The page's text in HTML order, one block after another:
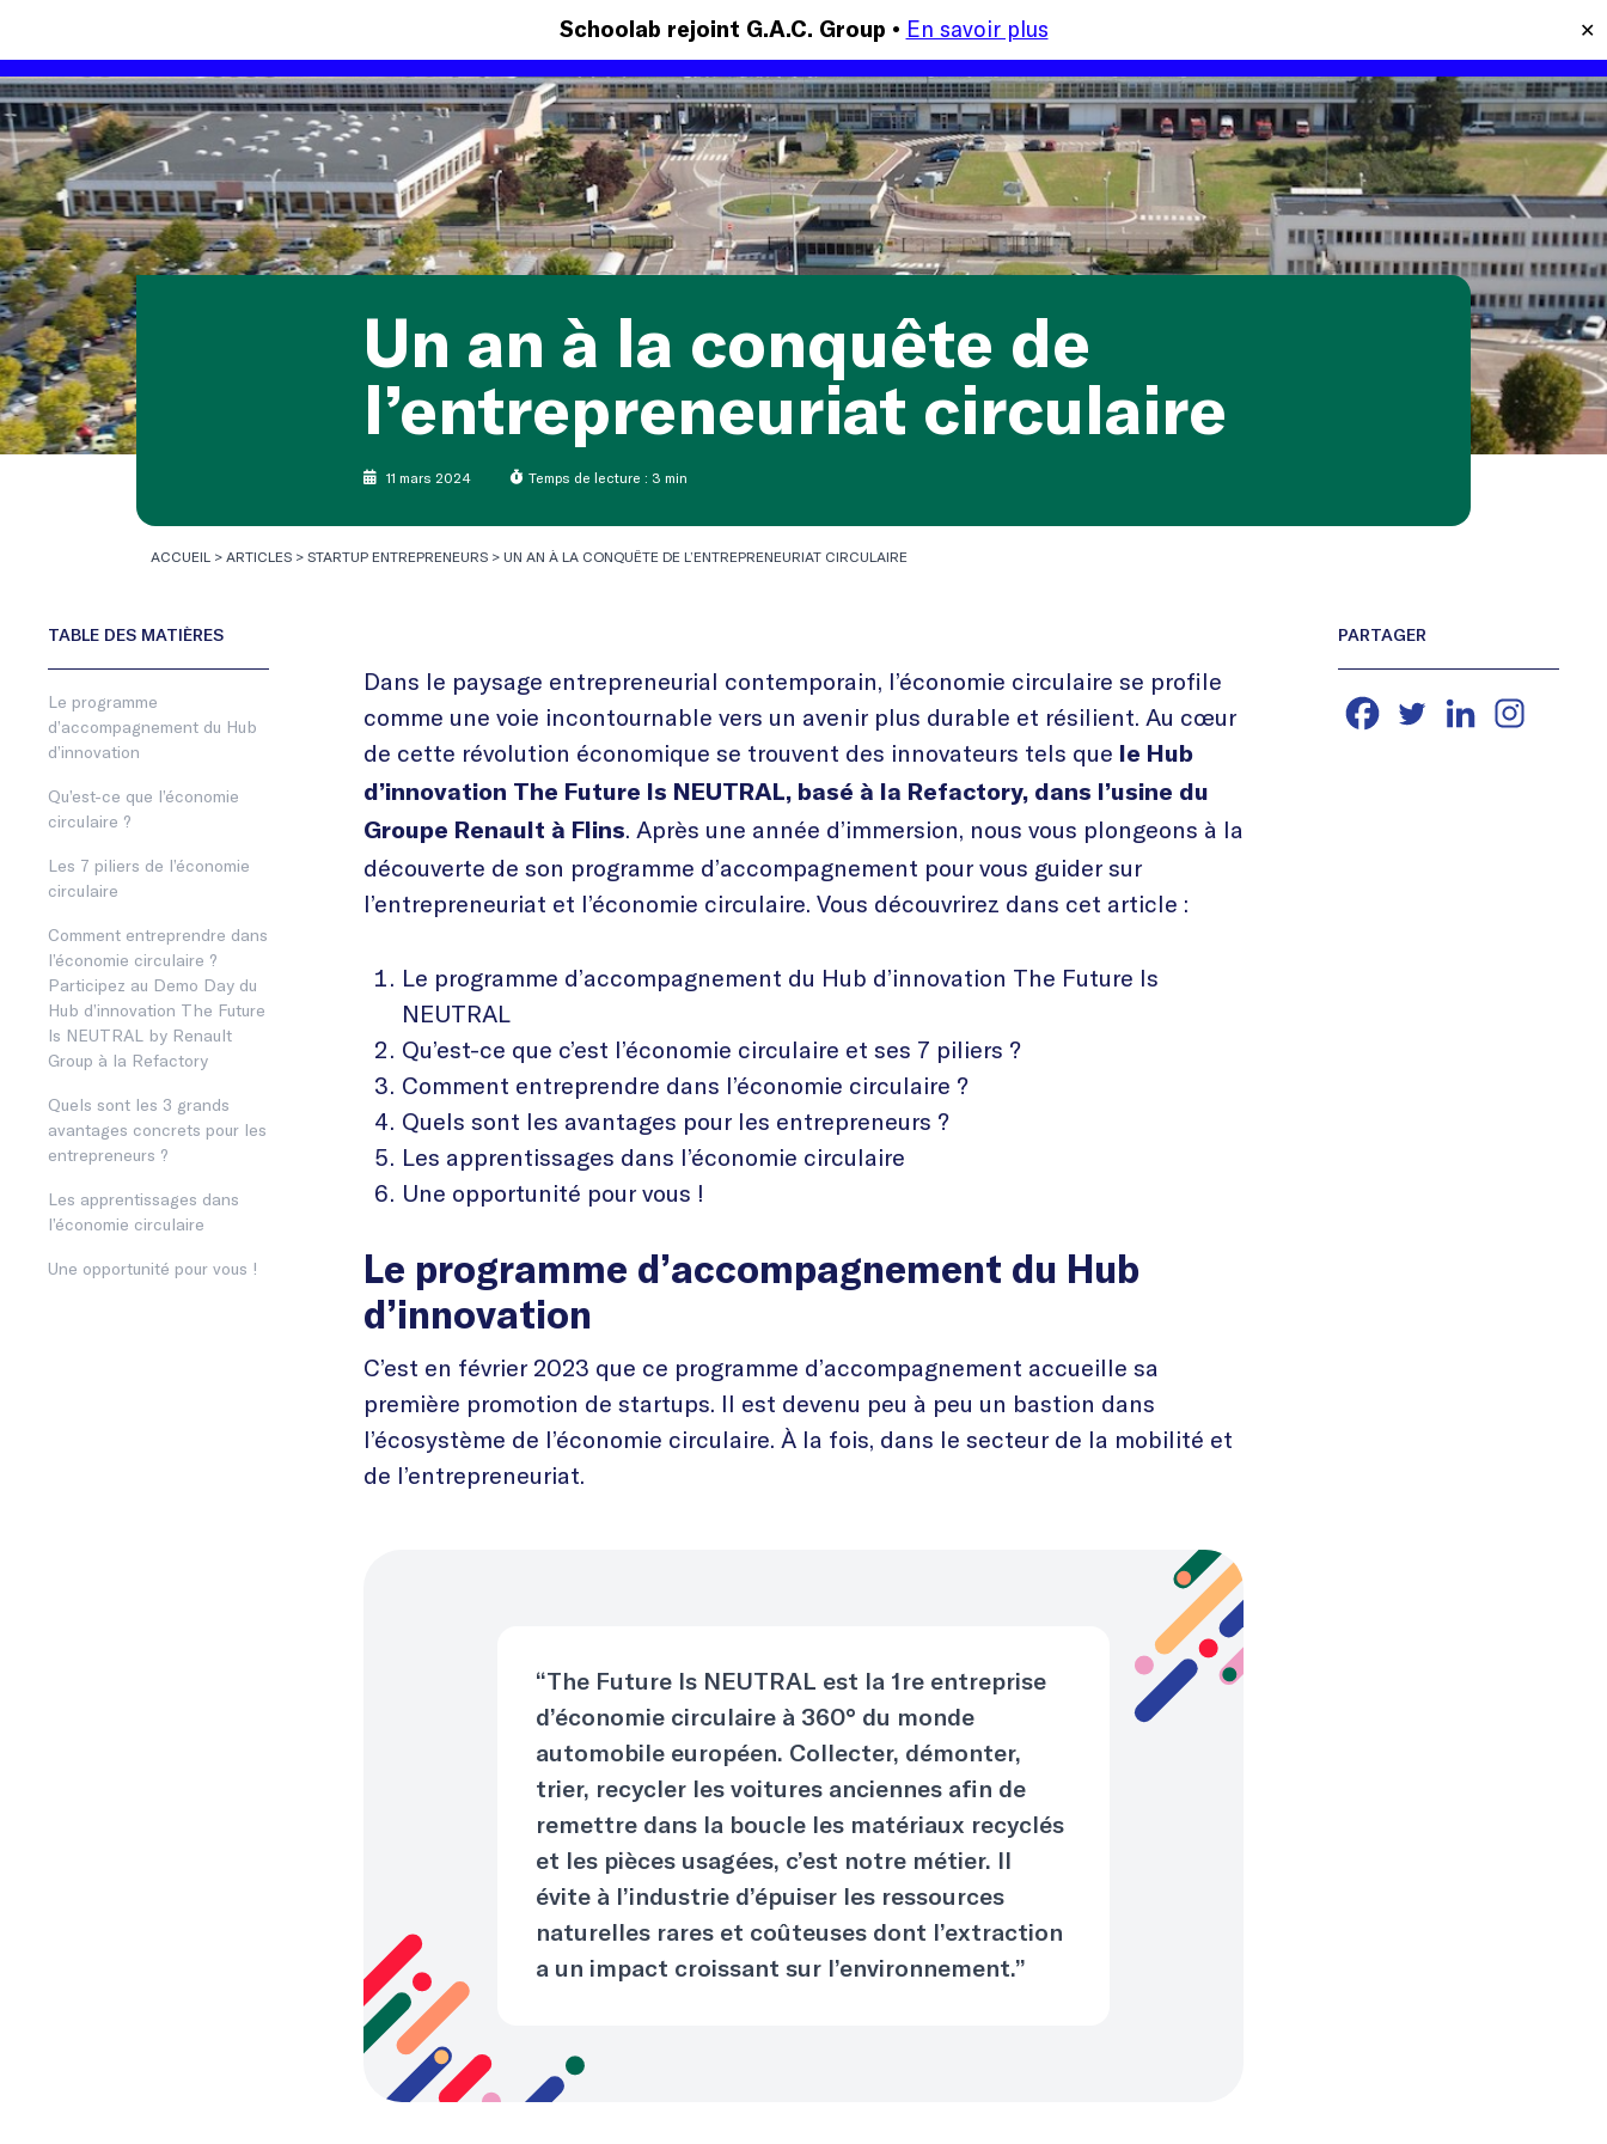
Schoolab rejoint G.A.C. Group • En savoir plus ✕
Un an à la conquête de
l’entrepreneuriat circulaire
11 mars 2024 Temps de lecture : 3 min
ACCUEIL > ARTICLES > STARTUP ENTREPRENEURS > UN AN À LA CONQUÊTE DE L’ENTREPRENEURIAT CIRCULAIRE
Le programme
d’accompagnement du Hub
d’innovation
Qu’est-ce que l’économie
circulaire ?
Les 7 piliers de l’économie
circulaire
Comment entreprendre dans
l’économie circulaire ?
Participez au Demo Day du
Hub d’innovation The Future
Is NEUTRAL by Renault
Group à la Refactory
Quels sont les 3 grands
avantages concrets pour les
entrepreneurs ?
Les apprentissages dans
l’économie circulaire
Une opportunité pour vous !
Dans le paysage entrepreneurial contemporain, l’économie circulaire se profile
comme une voie incontournable vers un avenir plus durable et résilient. Au cœur
de cette révolution économique se trouvent des innovateurs tels que
le Hub
d’innovation The Future Is NEUTRAL, basé à la Refactory, dans l’usine du
Groupe Renault à Flins. Après une année d’immersion, nous vous plongeons à la
découverte de son programme d’accompagnement pour vous guider sur
l’entrepreneuriat et l’économie circulaire. Vous découvrirez dans cet article :
Le programme d’accompagnement du Hub d’innovation The Future Is
NEUTRAL
Qu’est-ce que c’est l’économie circulaire et ses 7 piliers ?
Comment entreprendre dans l’économie circulaire ?
Quels sont les avantages pour les entrepreneurs ?
Les apprentissages dans l’économie circulaire
Une opportunité pour vous !
Le programme d’accompagnement du Hub
d’innovation
C’est en février 2023 que ce programme d’accompagnement accueille sa
première promotion de startups. Il est devenu peu à peu un bastion dans
l’écosystème de l’économie circulaire. À la fois, dans le secteur de la mobilité et
de l’entrepreneuriat.
“The Future Is NEUTRAL est la 1re entreprise
d’économie circulaire à 360° du monde
automobile européen. Collecter, démonter,
trier, recycler les voitures anciennes afin de
remettre dans la boucle les matériaux recyclés
et les pièces usagées, c’est notre métier. Il
évite à l’industrie d’épuiser les ressources
naturelles rares et coûteuses dont l’extraction
a un impact croissant sur l’environnement.”